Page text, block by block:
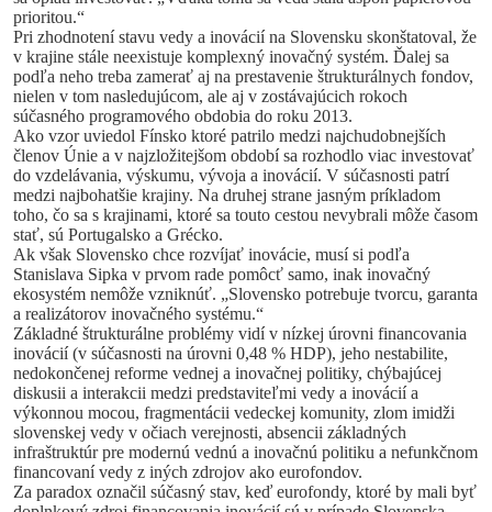
prioritou.“
Pri zhodnotení stavu vedy a inovácií na Slovensku skonštatoval, že
v krajine stále neexistuje komplexný inovačný systém. Ďalej sa
podľa neho treba zamerať aj na prestavenie štrukturálnych fondov,
nielen v tom nasledujúcom, ale aj v zostávajúcich rokoch
súčasného programového obdobia do roku 2013.
Ako vzor uviedol Fínsko ktoré patrilo medzi najchudobnejších
členov Únie a v najzložitejšom období sa rozhodlo viac investovať
do vzdelávania, výskumu, vývoja a inovácií. V súčasnosti patrí
medzi najbohatšie krajiny. Na druhej strane jasným príkladom
toho, čo sa s krajinami, ktoré sa touto cestou nevybrali môže časom
stať, sú Portugalsko a Grécko.
Ak však Slovensko chce rozvíjať inovácie, musí si podľa
Stanislava Sipka v prvom rade pomôcť samo, inak inovačný
ekosystém nemôže vzniknúť. „Slovensko potrebuje tvorcu, garanta
a realizátorov inovačného systému.“
Základné štrukturálne problémy vidí v nízkej úrovni financovania
inovácií (v súčasnosti na úrovni 0,48 % HDP), jeho nestabilite,
nedokončenej reforme vednej a inovačnej politiky, chýbajúcej
diskusii a interakcii medzi predstaviteľmi vedy a inovácií a
výkonnou mocou, fragmentácii vedeckej komunity, zlom imidži
slovenskej vedy v očiach verejnosti, absencii základných
infraštruktúr pre modernú vednú a inovačnú politiku a nefunkčnom
financovaní vedy z iných zdrojov ako eurofondov.
Za paradox označil súčasný stav, keď eurofondy, ktoré by mali byť